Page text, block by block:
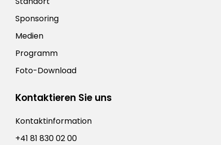
Sponsoring
Medien
Programm
Foto-Download
Kontaktieren Sie uns
Kontaktinformation
+41 81 830 02 00